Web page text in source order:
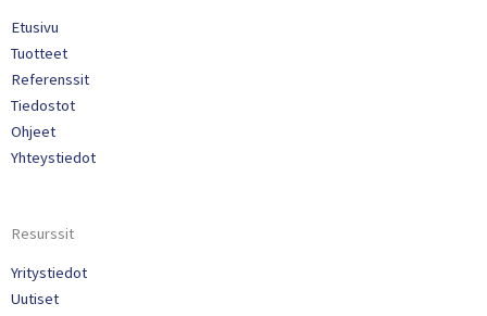
Etusivu
Tuotteet
Referenssit
Tiedostot
Ohjeet
Yhteystiedot
Resurssit
Yritystiedot
Uutiset